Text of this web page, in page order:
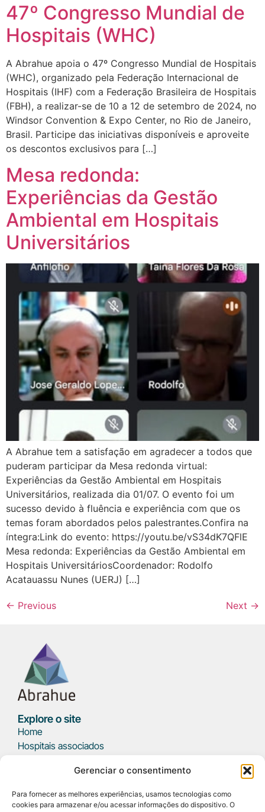
Gerenciar o consentimento
Para fornecer as melhores experiências, usamos tecnologias como
cookies para armazenar e/ou acessar informações do dispositivo. O
47º Congresso Mundial de
Hospitais (WHC)
A Abrahue apoia o 47º Congresso Mundial de Hospitais
(WHC), organizado pela Federação Internacional de
Hospitais (IHF) com a Federação Brasileira de Hospitais
(FBH), a realizar-se de 10 a 12 de setembro de 2024, no
Windsor Convention & Expo Center, no Rio de Janeiro,
Brasil. Participe das iniciativas disponíveis e aproveite
os descontos exclusivos para […]
Mesa redonda:
Experiências da Gestão
Ambiental em Hospitais
Universitários
A Abrahue tem a satisfação em agradecer a todos que
puderam participar da Mesa redonda virtual:
Experiências da Gestão Ambiental em Hospitais
Universitários, realizada dia 01/07. O evento foi um
sucesso devido à fluência e experiência com que os
temas foram abordados pelos palestrantes.Confira na
íntegra:Link do evento: https://youtu.be/vS34dK7QFlE
Mesa redonda: Experiências da Gestão Ambiental em
Hospitais UniversitáriosCoordenador: Rodolfo
Acatauassu Nunes (UERJ) […]
← Previous Next →
Explore o site
Home
Hospitais associados
Notícias
Podcast